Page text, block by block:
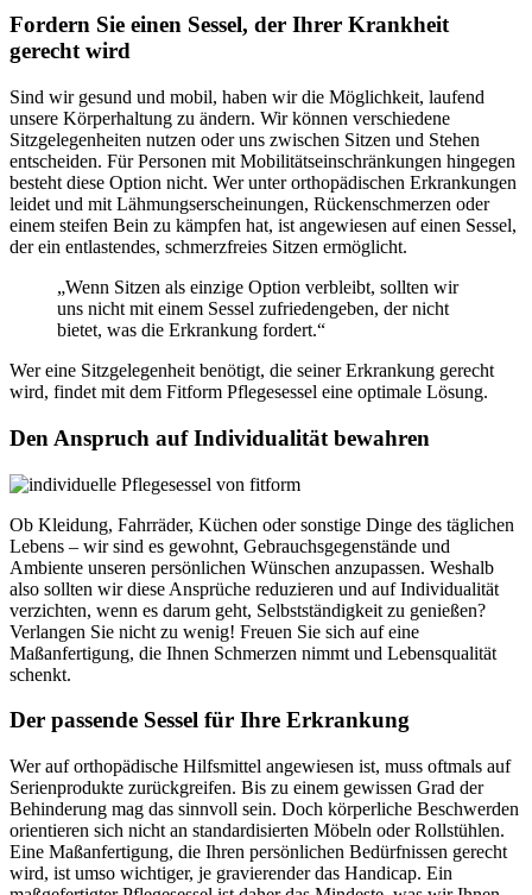
Fordern Sie einen Sessel, der Ihrer Krankheit
gerecht wird
Sind wir gesund und mobil, haben wir die Möglichkeit, laufend
unsere Körperhaltung zu ändern. Wir können verschiedene
Sitzgelegenheiten nutzen oder uns zwischen Sitzen und Stehen
entscheiden. Für Personen mit Mobilitätseinschränkungen hingegen
besteht diese Option nicht. Wer unter orthopädischen Erkrankungen
leidet und mit Lähmungserscheinungen, Rückenschmerzen oder
einem steifen Bein zu kämpfen hat, ist angewiesen auf einen Sessel,
der ein entlastendes, schmerzfreies Sitzen ermöglicht.
„Wenn Sitzen als einzige Option verbleibt, sollten wir
uns nicht mit einem Sessel zufriedengeben, der nicht
bietet, was die Erkrankung fordert.“
Wer eine Sitzgelegenheit benötigt, die seiner Erkrankung gerecht
wird, findet mit dem Fitform Pflegesessel eine optimale Lösung.
Den Anspruch auf Individualität bewahren
Ob Kleidung, Fahrräder, Küchen oder sonstige Dinge des täglichen
Lebens – wir sind es gewohnt, Gebrauchsgegenstände und
Ambiente unseren persönlichen Wünschen anzupassen. Weshalb
also sollten wir diese Ansprüche reduzieren und auf Individualität
verzichten, wenn es darum geht, Selbstständigkeit zu genießen?
Verlangen Sie nicht zu wenig! Freuen Sie sich auf eine
Maßanfertigung, die Ihnen Schmerzen nimmt und Lebensqualität
schenkt.
Der passende Sessel für Ihre Erkrankung
Wer auf orthopädische Hilfsmittel angewiesen ist, muss oftmals auf
Serienprodukte zurückgreifen. Bis zu einem gewissen Grad der
Behinderung mag das sinnvoll sein. Doch körperliche Beschwerden
orientieren sich nicht an standardisierten Möbeln oder Rollstühlen.
Eine Maßanfertigung, die Ihren persönlichen Bedürfnissen gerecht
wird, ist umso wichtiger, je gravierender das Handicap. Ein